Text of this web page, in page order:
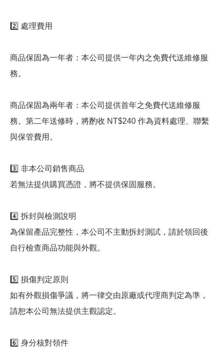
2️⃣ 處理費用
商品保固為一年者：本公司提供一年內之免費代送維修服
務。
商品保固為兩年者：本公司提供首年之免費代送維修服
務。第二年送修時，將酌收 NT$240 作為資料處理、聯繫
與保管費用。
3️⃣ 非本公司銷售商品
若無法提供購買憑證，將不提供保固服務。
4️⃣ 拆封與檢測說明
為保留產品完整性，本公司不主動拆封測試，請於領回後
自行檢查商品功能與外觀。
5️⃣ 損傷判定原則
如有外觀損傷爭議，將一律交由原廠或代理商判定為準，
請恕本公司無法提供主觀認定。
6️⃣ 身分核對領件